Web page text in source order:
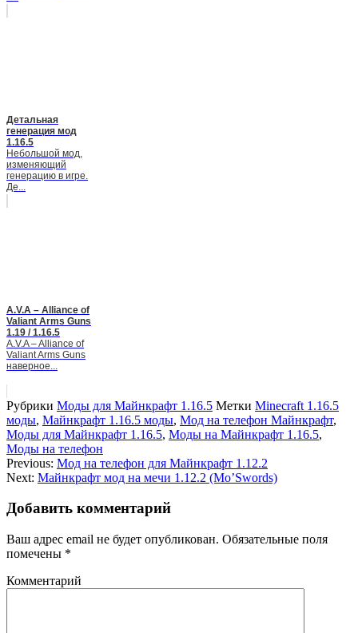
Детальная
генерация мод
1.16.5
Небольшой мод,
изменяющий
генерацию в игре.
Де...
A.V.A – Alliance of
Valiant Arms Guns
1.19 / 1.16.5
A.V.A – Alliance of
Valiant Arms Guns
наверное...
Рубрики Моды для Майнкрафт 1.16.5 Метки Minecraft 1.16.5
моды, Майнкрафт 1.16.5 моды, Мод на телефон Майнкрафт,
Моды для Майнкрафт 1.16.5, Моды на Майнкрафт 1.16.5,
Моды на телефон
Previous: Мод на телефон для Майнкрафт 1.12.2
Next: Майнкрафт мод на мечи 1.12.2 (Mo’Swords)
Добавить комментарий
Ваш адрес email не будет опубликован. Обязательные поля
помечены *
Комментарий